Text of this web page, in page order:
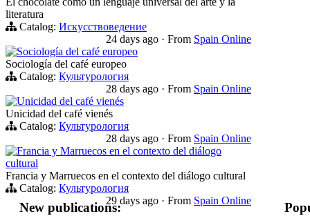
literatura
Catalog: Искусствоведение
24 days ago · From Spain Online
Sociología del café europeo
Sociología del café europeo
Catalog: Культурология
28 days ago · From Spain Online
Unicidad del café vienés
Unicidad del café vienés
Catalog: Культурология
28 days ago · From Spain Online
Francia y Marruecos en el contexto del diálogo
cultural
Francia y Marruecos en el contexto del diálogo cultural
Catalog: Культурология
29 days ago · From Spain Online
New publications: